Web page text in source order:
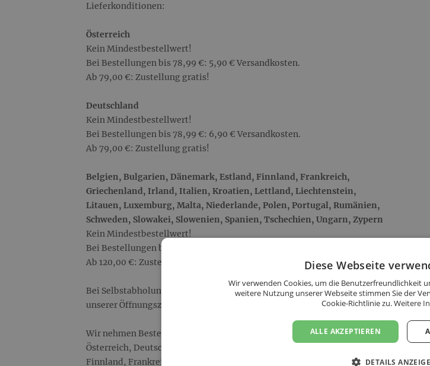
Lieferkonditionen:
Österreich
Kein Mindestbestellwert!
Bei Bestellungen bis 78,99 €: 5,90 € Versandkosten.
Ab 79,00 €: Zustellung gratis!
Deutschland
Kein Mindestbestellwert!
Bei Bestellungen bis 78,99 €: 6,90 € Versandkosten.
Ab 79,00 €: Zustellung gratis!
Belgien, Bulgarien, Dänemark, Estland, Finnland, Frankreich,
Griechenland, Irland, Italien, Kroatien, Lettland, Liechtenstein,
Litauen, Luxemburg, Malta, Niederlande, Polen, Portugal, Rumänien,
Schweden, Slowakei, Slowenien, Spanien, Tschechien, Ungarn, Zypern
Kein Mindestbestellwert!
Bei Bestellungen bis 119,99 €: 11,90 € Versandkosten.
Ab 120,00 €: Zustellung gratis!
Bei Selbstabholung sind Ihre Produkte am nächsten Werktag während
unserer Öffnungszeiten abholbereit.
Wir nehmen Bestellungen ausschließlich aus folgenden Ländern an:
Österreich, Deutschland, Belgien, Bulgarien, Dänemark, Estland,
Finnland, Frankreich, Griechenland, Irland, Italien, Kroatien, Lettland,
Diese Webseite
Wir verwenden Cookies, um die Benutzerfreundlichkeit
weitere Nutzung unserer Webseite stimmen Sie der
Cookie-Richtlinie zu.Weitere
ALLE AKZEPTIEREN
DETAILS